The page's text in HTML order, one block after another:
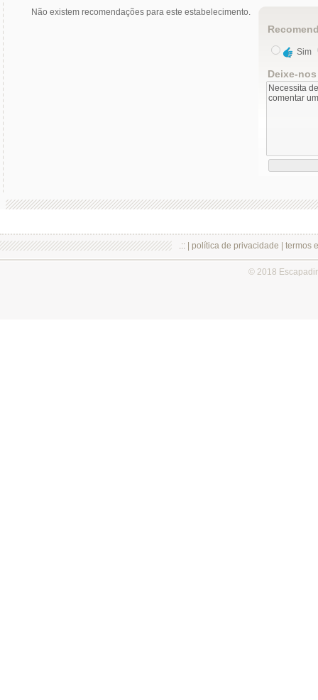
Não existem recomendações para este estabelecimento.
Sim
Deixe-
.:: | política de privacidade termos
© 2018